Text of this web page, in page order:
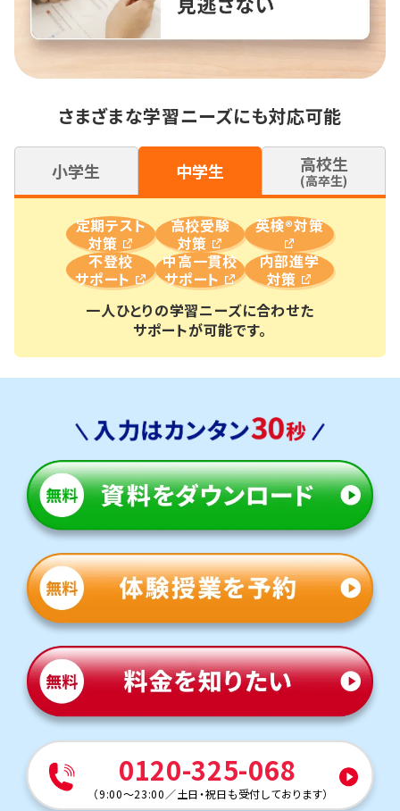
さまざまな学習ニーズにも対応可能
小学生 中学生 高校生
(高卒生)
定期テスト
対策
高校受験
対策
英検®対策
不登校
サポート
中高一貫校
サポート
内部進学
対策
一人ひとりの学習ニーズに合わせた
サポートが可能です。
0120-325-068
（9:00～23:00 ／土日・祝日も受付しております）